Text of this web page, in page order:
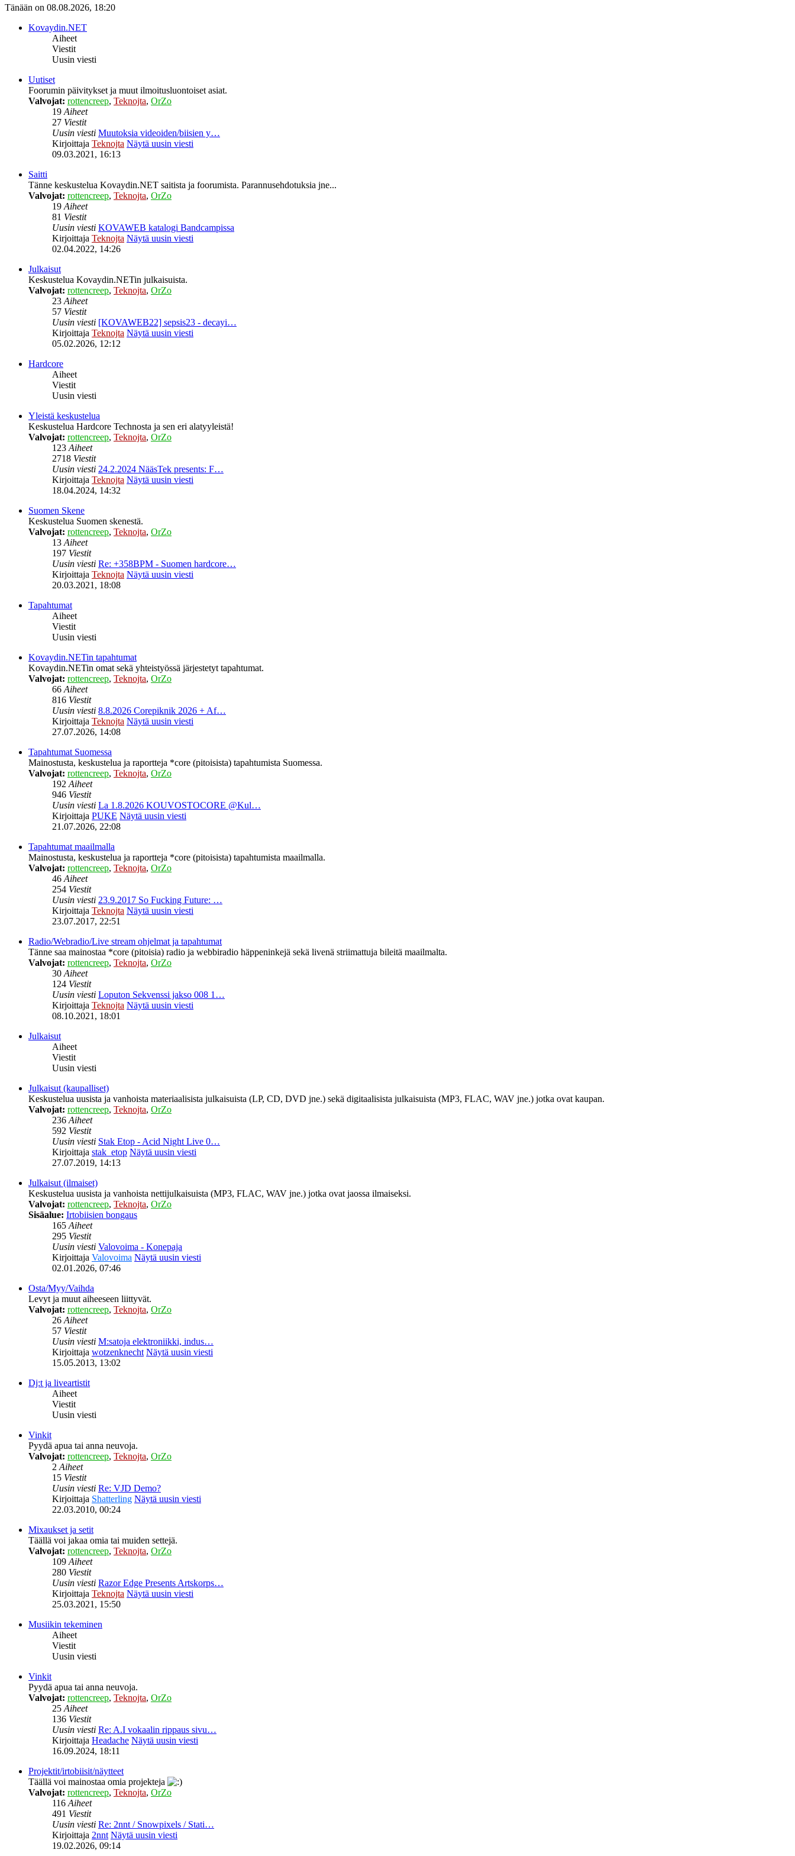
Tänään on 08.08.2026, 18:20
Kovaydin.NET
Aiheet
Viestit
Uusin viesti
Uutiset
Foorumin päivitykset ja muut ilmoitusluontoiset asiat.
Valvojat: rottencreep, Teknojta, OrZo
19Aiheet
27 Viestit
Uusin viesti Muutoksia videoiden/biisien y…
Kirjoittaja Teknojta Näytä uusin viesti
09.03.2021, 16:13
Saitti
Tänne keskustelua Kovaydin.NET saitista ja foorumista. Parannusehdotuksia jne...
Valvojat: rottencreep, Teknojta, OrZo
19Aiheet
81 Viestit
Uusin viesti KOVAWEB katalogi Bandcampissa
Kirjoittaja Teknojta Näytä uusin viesti
02.04.2022, 14:26
Julkaisut
Keskustelua Kovaydin.NETin julkaisuista.
Valvojat: rottencreep, Teknojta, OrZo
23Aiheet
57 Viestit
Uusin viesti [KOVAWEB22] sepsis23 - decayi…
Kirjoittaja Teknojta Näytä uusin viesti
05.02.2026, 12:12
Hardcore
Aiheet
Viestit
Uusin viesti
Yleistä keskustelua
Keskustelua Hardcore Technosta ja sen eri alatyyleistä!
Valvojat: rottencreep, Teknojta, OrZo
123Aiheet
2718 Viestit
Uusin viesti 24.2.2024 NääsTek presents: F…
Kirjoittaja Teknojta Näytä uusin viesti
18.04.2024, 14:32
Suomen Skene
Keskustelua Suomen skenestä.
Valvojat: rottencreep, Teknojta, OrZo
13Aiheet
197 Viestit
Uusin viesti Re: +358BPM - Suomen hardcore…
Kirjoittaja Teknojta Näytä uusin viesti
20.03.2021, 18:08
Tapahtumat
Aiheet
Viestit
Uusin viesti
Kovaydin.NETin tapahtumat
Kovaydin.NETin omat sekä yhteistyössä järjestetyt tapahtumat.
Valvojat: rottencreep, Teknojta, OrZo
66Aiheet
816 Viestit
Uusin viesti 8.8.2026 Corepiknik 2026 + Af…
Kirjoittaja Teknojta Näytä uusin viesti
27.07.2026, 14:08
Tapahtumat Suomessa
Mainostusta, keskustelua ja raportteja *core (pitoisista) tapahtumista Suomessa.
Valvojat: rottencreep, Teknojta, OrZo
192Aiheet
946 Viestit
Uusin viesti La 1.8.2026 KOUVOSTOCORE @Kul…
Kirjoittaja PUKE Näytä uusin viesti
21.07.2026, 22:08
Tapahtumat maailmalla
Mainostusta, keskustelua ja raportteja *core (pitoisista) tapahtumista maailmalla.
Valvojat: rottencreep, Teknojta, OrZo
46Aiheet
254 Viestit
Uusin viesti 23.9.2017 So Fucking Future: …
Kirjoittaja Teknojta Näytä uusin viesti
23.07.2017, 22:51
Radio/Webradio/Live stream ohjelmat ja tapahtumat
Tänne saa mainostaa *core (pitoisia) radio ja webbiradio häppeninkejä sekä livenä striimattuja bileitä maailmalta.
Valvojat: rottencreep, Teknojta, OrZo
30Aiheet
124 Viestit
Uusin viesti Loputon Sekvenssi jakso 008 1…
Kirjoittaja Teknojta Näytä uusin viesti
08.10.2021, 18:01
Julkaisut
Aiheet
Viestit
Uusin viesti
Julkaisut (kaupalliset)
Keskustelua uusista ja vanhoista materiaalisista julkaisuista (LP, CD, DVD jne.) sekä digitaalisista julkaisuista (MP3, FLAC, WAV jne.) jotka ovat kaupan.
Valvojat: rottencreep, Teknojta, OrZo
236Aiheet
592 Viestit
Uusin viesti Stak Etop - Acid Night Live 0…
Kirjoittaja stak_etop Näytä uusin viesti
27.07.2019, 14:13
Julkaisut (ilmaiset)
Keskustelua uusista ja vanhoista nettijulkaisuista (MP3, FLAC, WAV jne.) jotka ovat jaossa ilmaiseksi.
Valvojat: rottencreep, Teknojta, OrZo
Sisäalue: Irtobiisien bongaus
165Aiheet
295 Viestit
Uusin viesti Valovoima - Konepaja
Kirjoittaja Valovoima Näytä uusin viesti
02.01.2026, 07:46
Osta/Myy/Vaihda
Levyt ja muut aiheeseen liittyvät.
Valvojat: rottencreep, Teknojta, OrZo
26Aiheet
57 Viestit
Uusin viesti M:satoja elektroniikki, indus…
Kirjoittaja wotzenknecht Näytä uusin viesti
15.05.2013, 13:02
Dj:t ja liveartistit
Aiheet
Viestit
Uusin viesti
Vinkit
Pyydä apua tai anna neuvoja.
Valvojat: rottencreep, Teknojta, OrZo
2Aiheet
15 Viestit
Uusin viesti Re: VJD Demo?
Kirjoittaja Shatterling Näytä uusin viesti
22.03.2010, 00:24
Mixaukset ja setit
Täällä voi jakaa omia tai muiden settejä.
Valvojat: rottencreep, Teknojta, OrZo
109Aiheet
280 Viestit
Uusin viesti Razor Edge Presents Artskorps…
Kirjoittaja Teknojta Näytä uusin viesti
25.03.2021, 15:50
Musiikin tekeminen
Aiheet
Viestit
Uusin viesti
Vinkit
Pyydä apua tai anna neuvoja.
Valvojat: rottencreep, Teknojta, OrZo
25Aiheet
136 Viestit
Uusin viesti Re: A.I vokaalin rippaus sivu…
Kirjoittaja Headache Näytä uusin viesti
16.09.2024, 18:11
Projektit/irtobiisit/näytteet
Täällä voi mainostaa omia projekteja
Valvojat: rottencreep, Teknojta, OrZo
116Aiheet
491 Viestit
Uusin viesti Re: 2nnt / Snowpixels / Stati…
Kirjoittaja 2nnt Näytä uusin viesti
19.02.2026, 09:14